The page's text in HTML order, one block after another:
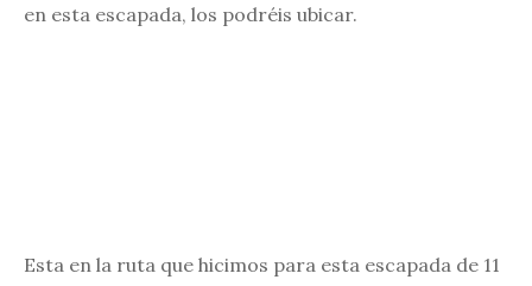
en esta escapada, los podréis ubicar.
Esta en la ruta que hicimos para esta escapada de 11